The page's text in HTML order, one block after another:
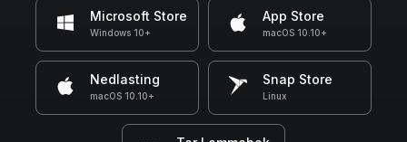
Microsoft Store
Windows 10+
App Store
macOS 10.10+
Nedlasting
macOS 10.10+
Snap Store
Linux